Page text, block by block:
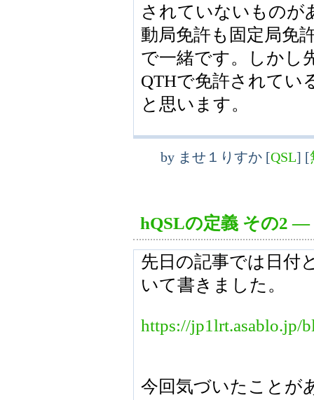
されていないもの
動局免許も固定局免
で一緒です。しかし
QTHで免許されて
と思います。
by ませ１りすか [QSL] [
hQSLの定義 その2 ―
先日の記事では日付
いて書きました。
https://jp1lrt.asablo.jp/
今回気づいたこと